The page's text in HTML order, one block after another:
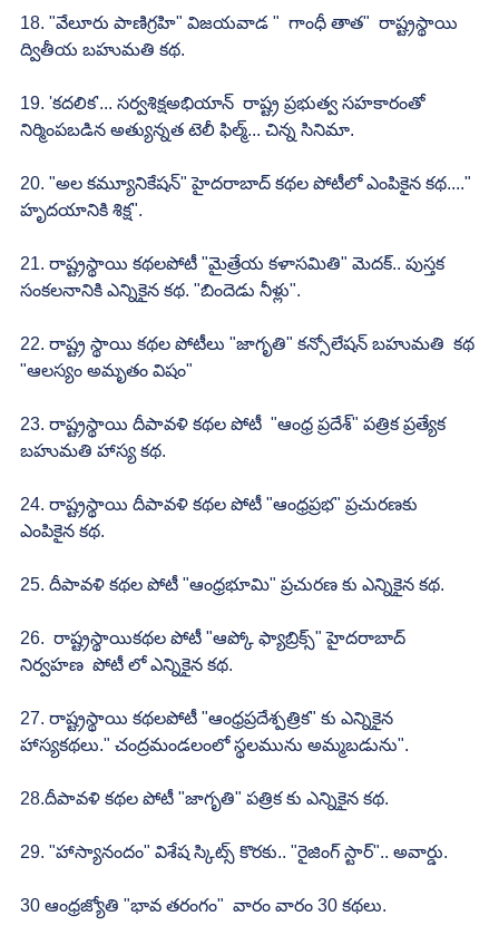
18. "వేలూరు పాణిగ్రహి" విజయవాడ "  గాంధీ తాత"  రాష్ట్రస్థాయి
ద్వితీయ బహుమతి కథ.
19. 'కదలిక'... సర్వశిక్షఅభియాన్  రాష్ట్ర ప్రభుత్వ సహకారంతో
నిర్మింపబడిన అత్యున్నత టెలీ ఫిల్మ్... చిన్న సినిమా.
20. "అల కమ్యూనికేషన్" హైదరాబాద్ కథల పోటీలో ఎంపికైన కథ...."
హృదయానికి శిక్ష".
21. రాష్ట్రస్థాయి కథలపోటీ "మైత్రేయ కళాసమితి" మెదక్.. పుస్తక
సంకలనానికి ఎన్నికైన కథ. "బిందెడు నీళ్లు".
22. రాష్ట్ర స్థాయి కథల పోటీలు "జాగృతి" కన్సోలేషన్ బహుమతి  కథ
"ఆలస్యం అమృతం విషం"
23. రాష్ట్రస్థాయి దీపావళి కథల పోటీ  "ఆంధ్ర ప్రదేశ్" పత్రిక ప్రత్యేక
బహుమతి హాస్య కథ.
24. రాష్ట్రస్థాయి దీపావళి కథల పోటీ "ఆంధ్రప్రభ" ప్రచురణకు
ఎంపికైన కథ.
25. దీపావళి కథల పోటీ "ఆంధ్రభూమి" ప్రచురణ కు ఎన్నికైన కథ.
26.  రాష్ట్రస్థాయికథల పోటీ "ఆప్కో ఫ్యాబ్రిక్స్" హైదరాబాద్
నిర్వహణ  పోటీ లో ఎన్నికైన కథ.
27. రాష్ట్రస్థాయి కథలపోటీ "ఆంధ్రప్రదేశ్పత్రిక" కు ఎన్నికైన
హాస్యకథలు." చంద్రమండలంలో స్థలమును అమ్మబడును".
28.దీపావళి కథల పోటీ "జాగృతి" పత్రిక కు ఎన్నికైన కథ.
29. "హాస్యానందం" విశేష స్కిట్స్ కొరకు.. "రైజింగ్ స్టార్".. అవార్డు.
30 ఆంధ్రజ్యోతి "భావ తరంగం"  వారం వారం 30 కథలు.